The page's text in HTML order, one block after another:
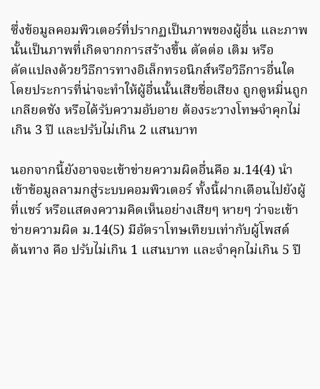
ซึ่งข้อมูลคอมพิวเตอร์ที่ปรากฏเป็นภาพของผู้อื่น และภาพ
นั้นเป็นภาพที่เกิดจากการสร้างขึ้น ตัดต่อ เติม หรือ
ดัดแปลงด้วยวิธีการทางอิเล็กทรอนิกส์หรือวิธีการอื่นใด
โดยประการที่น่าจะทำให้ผู้อื่นนั้นเสียชื่อเสียง ถูกดูหมิ่นถูก
เกลียดชัง หรือได้รับความอับอาย ต้องระวางโทษจำคุกไม่
เกิน 3 ปี และปรับไม่เกิน 2 แสนบาท
นอกจากนี้ยังอาจจะเข้าข่ายความผิดอื่นคือ ม.14(4) นำ
เข้าข้อมูลลามกสู่ระบบคอมพิวเตอร์ ทั้งนี้ฝากเตือนไปยังผู้
ที่แชร์ หรือแสดงความคิดเห็นอย่างเสียๆ หายๆ ว่าจะเข้า
ข่ายความผิด ม.14(5) มีอัตราโทษเทียบเท่ากับผู้โพสต์
ต้นทาง คือ ปรับไม่เกิน 1 แสนบาท และจำคุกไม่เกิน 5 ปี